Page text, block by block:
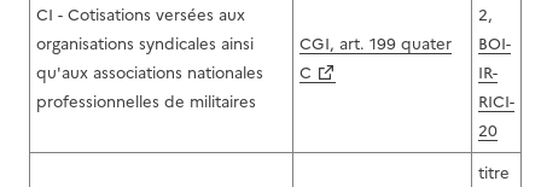
CI - Cotisations versées aux
organisations syndicales ainsi
qu'aux associations nationales
professionnelles de militaires
CGI, art. 199 quater
C
2,
BOI-
IR-
RICI-
20
titre